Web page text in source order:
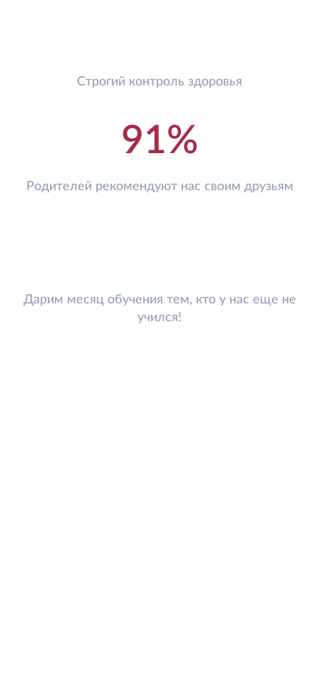
Строгий контроль здоровья
91%
Родителей рекомендуют нас своим друзьям
Дарим месяц обучения тем, кто у нас еще не
учился!